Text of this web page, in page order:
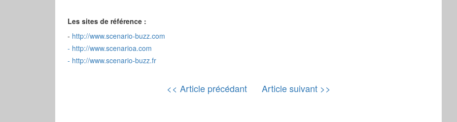
Les sites de référence :
- http://www.scenario-buzz.com
- http://www.scenarioa.com
- http://www.scenario-buzz.fr
<< Article précédant Article suivant >>